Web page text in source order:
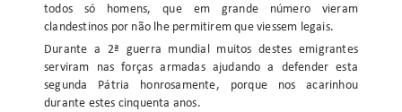
todos só homens, que em grande número vieram
clandestinos por não lhe permitirem que viessem legais.
Durante a 2ª guerra mundial muitos destes emigrantes
serviram nas forças armadas ajudando a defender esta
segunda Pátria honrosamente, porque nos acarinhou
durante estes cinquenta anos.